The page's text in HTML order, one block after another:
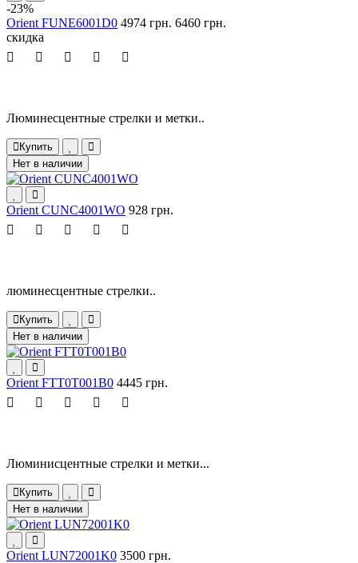
-23%
Orient FUNE6001D0 4974 грн. 6460 грн.
скидка
Люминесцентные стрелки и метки..
Купить
Нет в наличии
Orient CUNC4001WO 928 грн.
люминесцентные стрелки..
Купить
Нет в наличии
Orient FTT0T001B0 4445 грн.
Люминисцентные стрелки и метки...
Купить
Нет в наличии
Orient LUN72001K0 3500 грн.